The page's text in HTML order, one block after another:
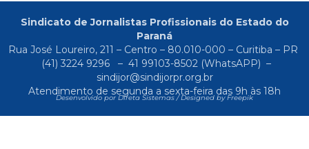
Sindicato de Jornalistas Profissionais do Estado do
Paraná
Rua José Loureiro, 211 – Centro – 80.010-000 – Curitiba – PR
(41) 3224 9296
– 41 99103-8502(WhatsAPP) –
sindijor@sindijorpr.org.br
Atendimento de segunda a sexta-feira das 9h às 18h
Desenvolvido por Direta Sistemas /Designed by Freepik